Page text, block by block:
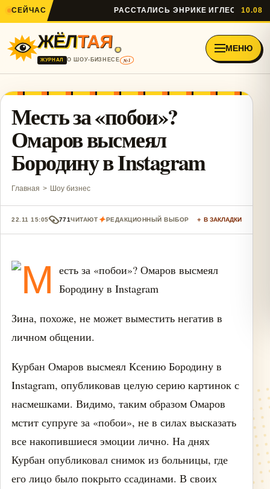
СЕЙЧАС РАССТАЛИСЬ ЭНРИКЕ ИГЛЕСИАС И10.08
ЖЁЛТАЯ
ЖУРНАЛ О ШОУ-БИЗНЕСЕ №1
МЕНЮ
Месть за «побои»?
Омаров высмеял
Бородину в Instagram
Главная > Шоу бизнес
22.11 15:05 771ЧИТАЮТ✦РЕДАКЦИОННЫЙ ВЫБОР ＋ В ЗАКЛАДКИ
Зина, похоже, не может выместить негатив в
личном общении.
Курбан Омаров высмеял Ксению Бородину в
Instagram, опубликовав целую серию картинок с
насмешками. Видимо, таким образом Омаров
мстит супруге за «побои», не в силах высказать
все накопившиеся эмоции лично. На днях
Курбан опубликовал снимок из больницы, где
его лицо было покрыто ссадинами. В своих